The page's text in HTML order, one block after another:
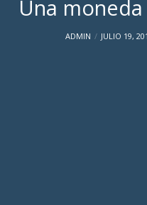
Una
ADMIN JULIO 19,